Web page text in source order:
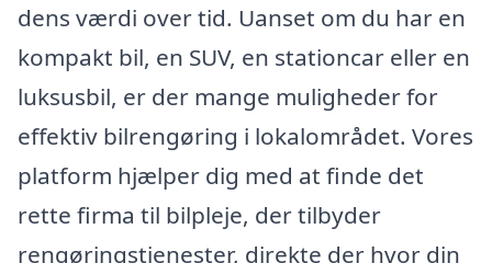
dens værdi over tid. Uanset om du har en
kompakt bil, en SUV, en stationcar eller en
luksusbil, er der mange muligheder for
effektiv bilrengøring i lokalområdet. Vores
platform hjælper dig med at finde det
rette firma til bilpleje, der tilbyder
rengøringstjenester, direkte der hvor din